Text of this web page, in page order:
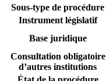
Sous-type de procédure
Instrument législatif
Base juridique
Consultation obligatoire
d’autres institutions